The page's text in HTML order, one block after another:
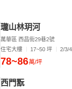
瓏山林玥河
萬華區 西昌街29巷2號
住宅大樓
17~50 坪 2/3/
78~86萬/坪
西門翫